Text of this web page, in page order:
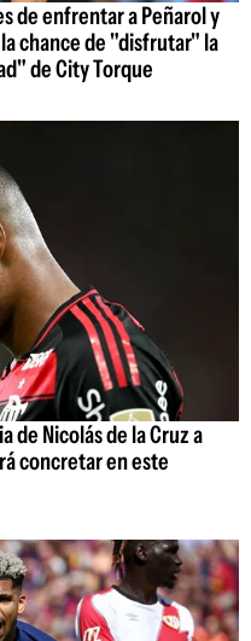
de enfrentar a Peñarol y
chance de "disfrutar" la
de City Torque
de Nicolás de la Cruz a
concretar en este